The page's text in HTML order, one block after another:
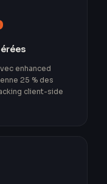
enhanced
25 % des
client-side